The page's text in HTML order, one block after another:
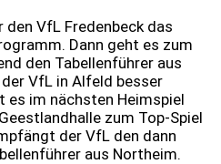
VfL Fredenbeck das
Dann geht es zum
den Tabellenführer aus
VfL in Alfeld besser
es im nächsten Heimspiel
zum Top-Spiel
der VfL den dann
aus Northeim.